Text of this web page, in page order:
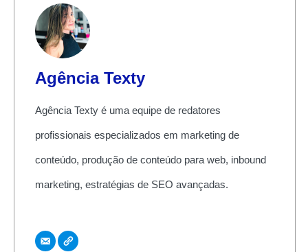
Agência Texty
Agência Texty é uma equipe de redatores
profissionais especializados em marketing de
conteúdo, produção de conteúdo para web, inbound
marketing, estratégias de SEO avançadas.